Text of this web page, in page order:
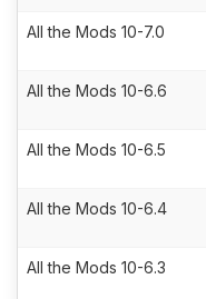
All the Mods 10-7.0
All the Mods 10-6.6
All the Mods 10-6.5
All the Mods 10-6.4
All the Mods 10-6.3